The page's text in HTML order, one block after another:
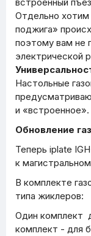
Отдельно хотим
поджига»
поэтому вам не
электрической
Настольные
и «встроенное».
Обновление
Теперь iplate
к
В комплекте
типа жиклеров:
Один комплект
комплект - для